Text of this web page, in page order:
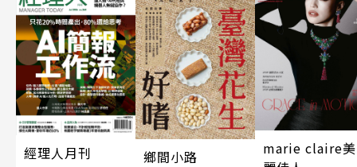
經理人月刊
鄉間小路
marie claire美